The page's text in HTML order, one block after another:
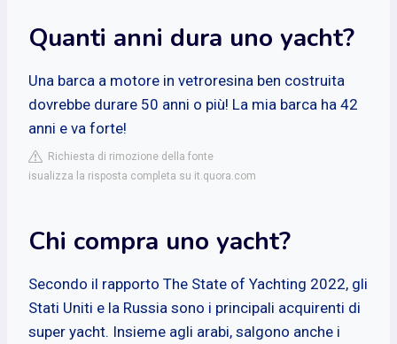
Quanti anni dura uno yacht?
Una barca a motore in vetroresina ben costruita
dovrebbe durare 50 anni o più! La mia barca ha 42
anni e va forte!
Richiesta di rimozione della fonte
isualizza la risposta completa su it.quora.com
Chi compra uno yacht?
Secondo il rapporto The State of Yachting 2022, gli
Stati Uniti e la Russia sono i principali acquirenti di
super yacht. Insieme agli arabi, salgono anche i